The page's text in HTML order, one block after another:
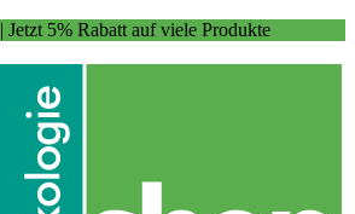
| Jetzt 5% Rabatt auf viele Produkte